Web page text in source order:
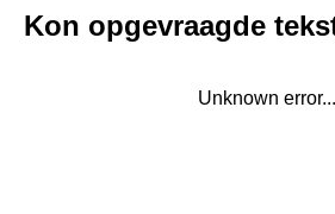
Kon opgevraagde
Unknown error...